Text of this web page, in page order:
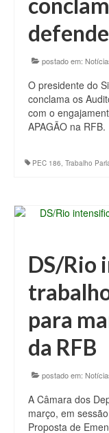
postado em:
O presidente do
conclama os
com o
APAGÃO na RFB.
PEC 186, Trabalho
DS/Rio
para
da RFB
postado em:
A Câmara dos
março, em
Proposta de